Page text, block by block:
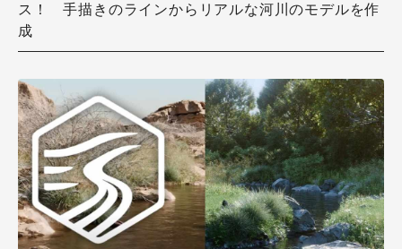
ス！ 手描きのラインからリアルな河川のモデルを作
成